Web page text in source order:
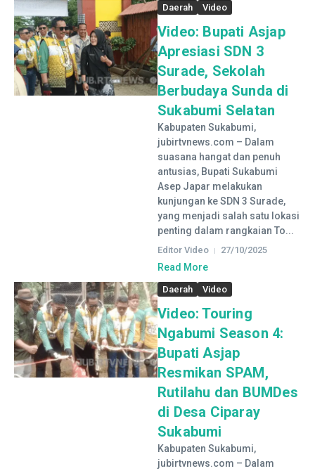
Daerah Video
Video: Bupati Asjap
Apresiasi SDN 3
Surade, Sekolah
Berbudaya Sunda di
Sukabumi Selatan
Kabupaten Sukabumi,
jubirtvnews.com – Dalam
suasana hangat dan penuh
antusias, Bupati Sukabumi
Asep Japar melakukan
kunjungan ke SDN 3 Surade,
yang menjadi salah satu lokasi
penting dalam rangkaian To...
Editor Video 27/10/2025
Read More
Daerah Video
Video: Touring
Ngabumi Season 4:
Bupati Asjap
Resmikan SPAM,
Rutilahu dan BUMDes
di Desa Ciparay
Sukabumi
Kabupaten Sukabumi,
jubirtvnews.com – Dalam